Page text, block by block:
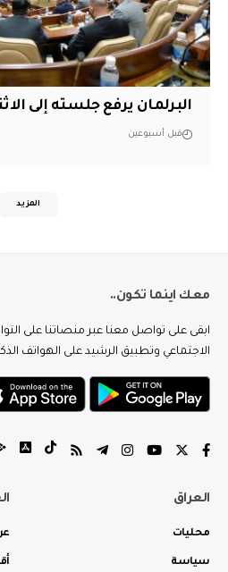
البرلمان يرفع جلسته إلى
قبل أسبوعين
المزيد
معك اينما تكون..
ابقى على تواصل معنا عبر منصاتنا على
الاجتماعي وتطبيق الرشيد على الهواتف
العراق
محليات
سياسة